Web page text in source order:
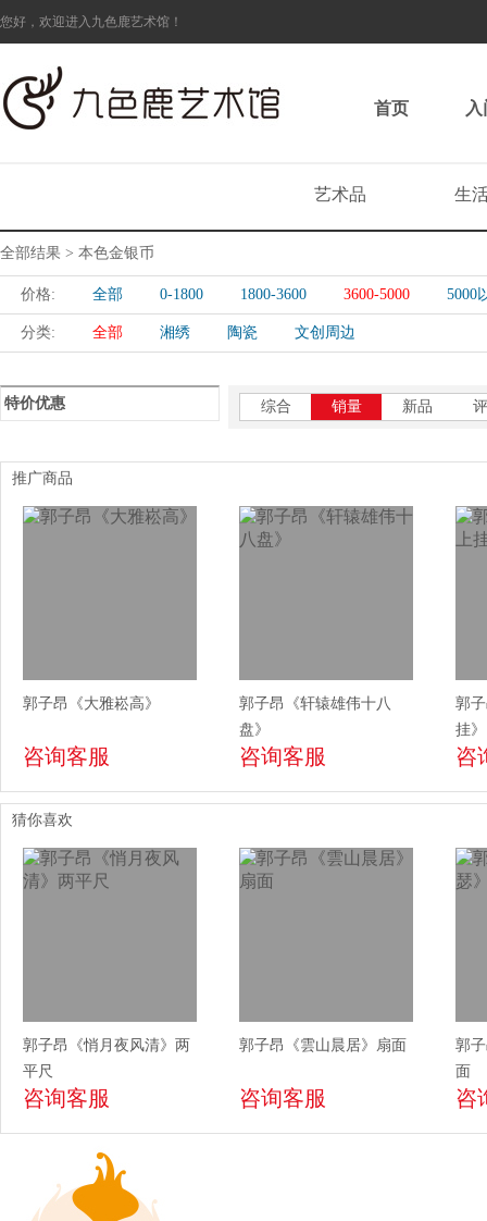
您好，欢迎进入九色鹿艺术馆！
首页
艺术品 生
全部结果 > 本色金银币
价格: 全部 0-1800 1800-3600 3600-5000 5000
分类: 全部 湘绣 陶瓷 文创周边
特价优惠 综合 销量 新品
推广商品
郭子昂《大雅崧高》
咨询客服
郭子昂《轩辕雄伟十八
盘》
咨询客服
郭
挂》
咨
猜你喜欢
郭子昂《悄月夜风清》两
平尺
咨询客服
郭子昂《雲山晨居》扇面
咨询客服
郭
面
咨